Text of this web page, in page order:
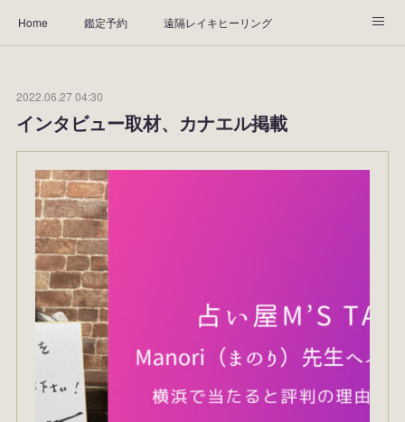
Home 鑑定予約 遠隔レイキヒーリング
お客様の声
2022.06.27 04:30
インタビュー取材、カナエル掲載